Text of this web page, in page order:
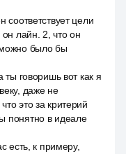
соответствует цели
он лайн. 2, что он
можно было бы
ты говоришь вот как я
даже не
это за критерий
понятно в идеале
есть, к примеру,